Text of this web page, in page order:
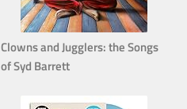
Clowns and Jugglers: the Songs
of Syd Barrett